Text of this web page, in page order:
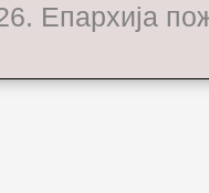
Епархија